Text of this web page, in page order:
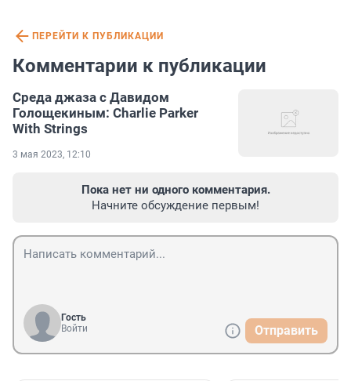
ПЕРЕЙТИ К ПУБЛИКАЦИИ
Комментарии к публикации
Среда джаза с Давидом
Голощекиным: Charlie Parker
With Strings
3 мая 2023, 12:10
Пока нет ни одного комментария.
Начните обсуждение первым!
Гость
Войти
Отправить